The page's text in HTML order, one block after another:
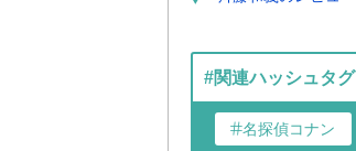
#関連ハッシュタグ
名探偵コナン